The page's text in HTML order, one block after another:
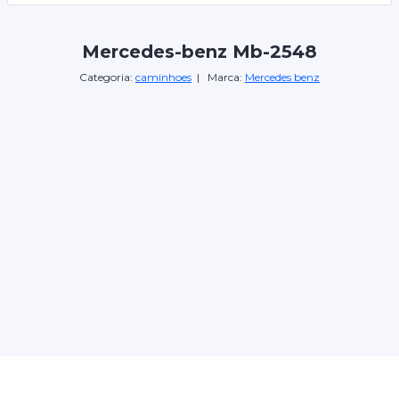
Mercedes-benz Mb-2548
Categoria: caminhoes | Marca: Mercedes benz